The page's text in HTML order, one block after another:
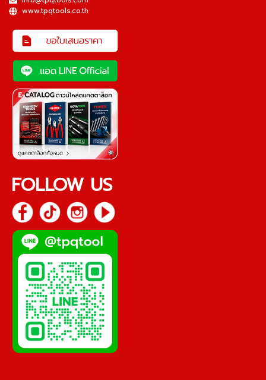
www.tpqtools.co.th
FOLLOW US